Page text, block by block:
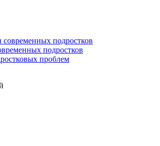
современных подростков
подростков
проблем